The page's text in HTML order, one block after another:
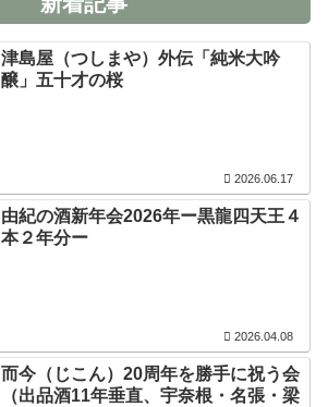
津島屋（つしまや）外伝「純米大吟
醸」五十才の桜
2026.06.17
由紀の酒新年会2026年ー黒龍四天王４
本２年分ー
2026.04.08
而今（じこん）20周年を勝手に祝う会
（出品酒11年垂直、宇奈根・名張・梁